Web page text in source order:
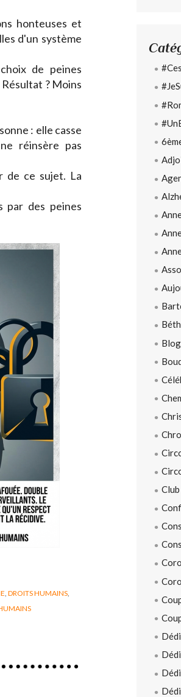
honteuses et
d'un système
de peines
? Moins
: elle casse
réinsère pas
de ce sujet. La
par des peines
, DROITS HUMAINS,
Blog